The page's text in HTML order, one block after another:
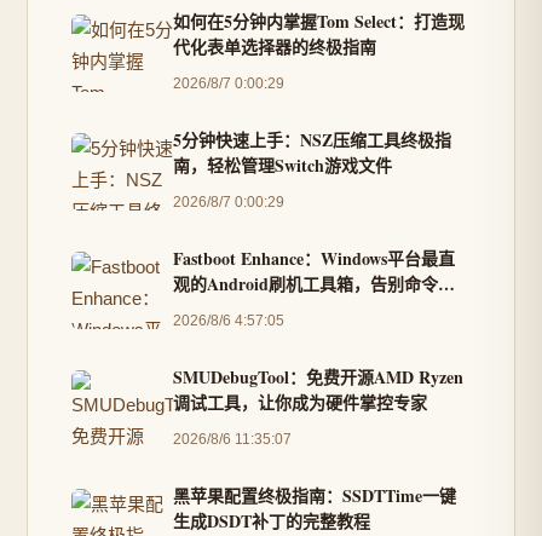
如何在5分钟内掌握Tom Select：打造现
代化表单选择器的终极指南
2026/8/7 0:00:29
5分钟快速上手：NSZ压缩工具终极指
南，轻松管理Switch游戏文件
2026/8/7 0:00:29
Fastboot Enhance：Windows平台最直
观的Android刷机工具箱，告别命令行
复杂操作
2026/8/6 4:57:05
SMUDebugTool：免费开源AMD Ryzen
调试工具，让你成为硬件掌控专家
2026/8/6 11:35:07
黑苹果配置终极指南：SSDTTime一键
生成DSDT补丁的完整教程